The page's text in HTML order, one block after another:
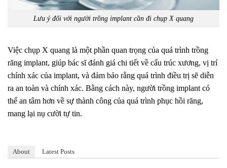
Lưu ý đối với người trồng implant cần đi chụp X quang
Việc chụp X quang là một phần quan trọng của quá trình trồng
răng implant, giúp bác sĩ đánh giá chi tiết về cấu trúc xương, vị trí
chính xác của implant, và đảm bảo rằng quá trình điều trị sẽ diễn
ra an toàn và chính xác. Bằng cách này, người trồng implant có
thể an tâm hơn về sự thành công của quá trình phục hồi răng,
mang lại nụ cười tự tin.
About Latest Posts